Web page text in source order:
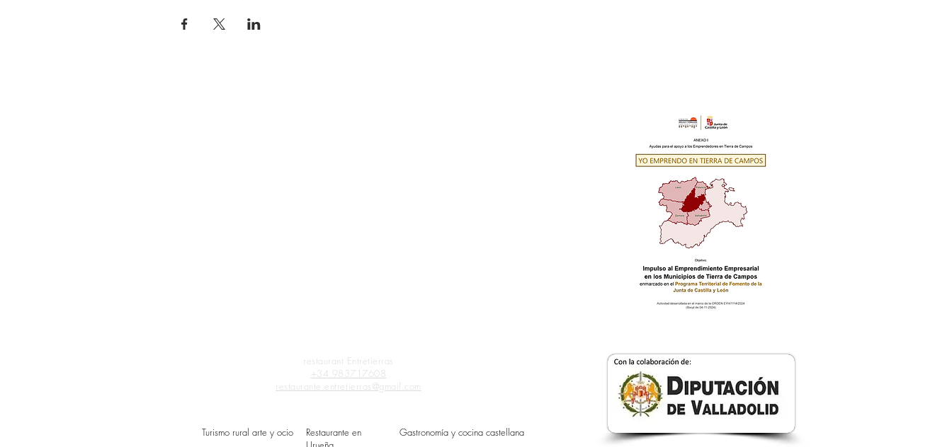
restaurant Entretierras
+34 983717608
restaurante.entretierras@gmail.com
Turismo rural arte y ocio
Restaurante en
Gastronomía y cocina castellana